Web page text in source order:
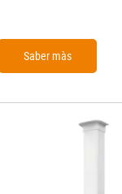
Saber màs